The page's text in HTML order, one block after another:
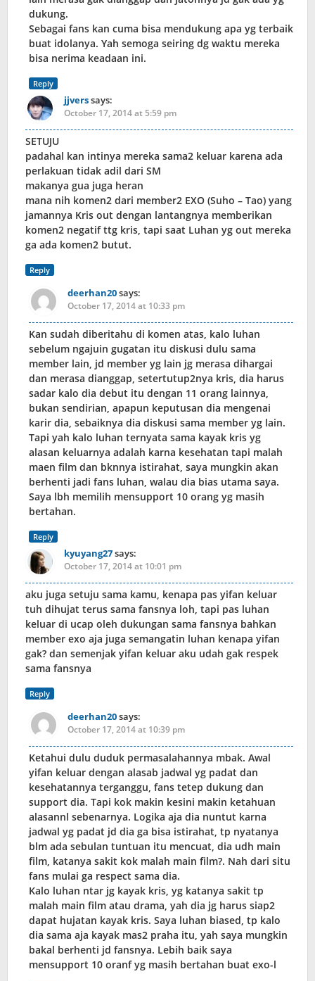
dukung.
Sebagai fans kan cuma bisa mendukung apa yg terbaik
buat idolanya. Yah semoga seiring dg waktu mereka
bisa nerima keadaan ini.
Reply
jjverssays:
October 17, 2014 at 5:59 pm
SETUJU
padahal kan intinya mereka sama2 keluar karena ada
perlakuan tidak adil dari SM
makanya gua juga heran
mana nih komen2 dari member2 EXO (Suho – Tao) yang
jamannya Kris out dengan lantangnya memberikan
komen2 negatif ttg kris, tapi saat Luhan yg out mereka
ga ada komen2 butut.
Reply
deerhan20says:
October 17, 2014 at 10:33 pm
Kan sudah diberitahu di komen atas, kalo luhan
sebelum ngajuin gugatan itu diskusi dulu sama
member lain, jd member yg lain jg merasa dihargai
dan merasa dianggap, setertutup2nya kris, dia harus
sadar kalo dia debut itu dengan 11 orang lainnya,
bukan sendirian, apapun keputusan dia mengenai
karir dia, sebaiknya dia diskusi sama member yg lain.
Tapi yah kalo luhan ternyata sama kayak kris yg
alasan keluarnya adalah karna kesehatan tapi malah
maen film dan bknnya istirahat, saya mungkin akan
berhenti jadi fans luhan, walau dia bias utama saya.
Saya lbh memilih mensupport 10 orang yg masih
bertahan.
Reply
kyuyang27says:
October 17, 2014 at 10:01 pm
aku juga setuju sama kamu, kenapa pas yifan keluar
tuh dihujat terus sama fansnya loh, tapi pas luhan
keluar di ucap oleh dukungan sama fansnya bahkan
member exo aja juga semangatin luhan kenapa yifan
gak? dan semenjak yifan keluar aku udah gak respek
sama fansnya
Reply
deerhan20says:
October 17, 2014 at 10:39 pm
Ketahui dulu duduk permasalahannya mbak. Awal
yifan keluar dengan alasab jadwal yg padat dan
kesehatannya terganggu, fans tetep dukung dan
support dia. Tapi kok makin kesini makin ketahuan
alasannl sebenarnya. Logika aja dia nuntut karna
jadwal yg padat jd dia ga bisa istirahat, tp nyatanya
blm ada sebulan tuntuan itu mencuat, dia udh main
film, katanya sakit kok malah main film?. Nah dari situ
fans mulai ga respect sama dia.
Kalo luhan ntar jg kayak kris, yg katanya sakit tp
malah main film atau drama, yah dia jg harus siap2
dapat hujatan kayak kris. Saya luhan biased, tp kalo
dia sama aja kayak mas2 praha itu, yah saya mungkin
bakal berhenti jd fansnya. Lebih baik saya
mensupport 10 oranf yg masih bertahan buat exo-l